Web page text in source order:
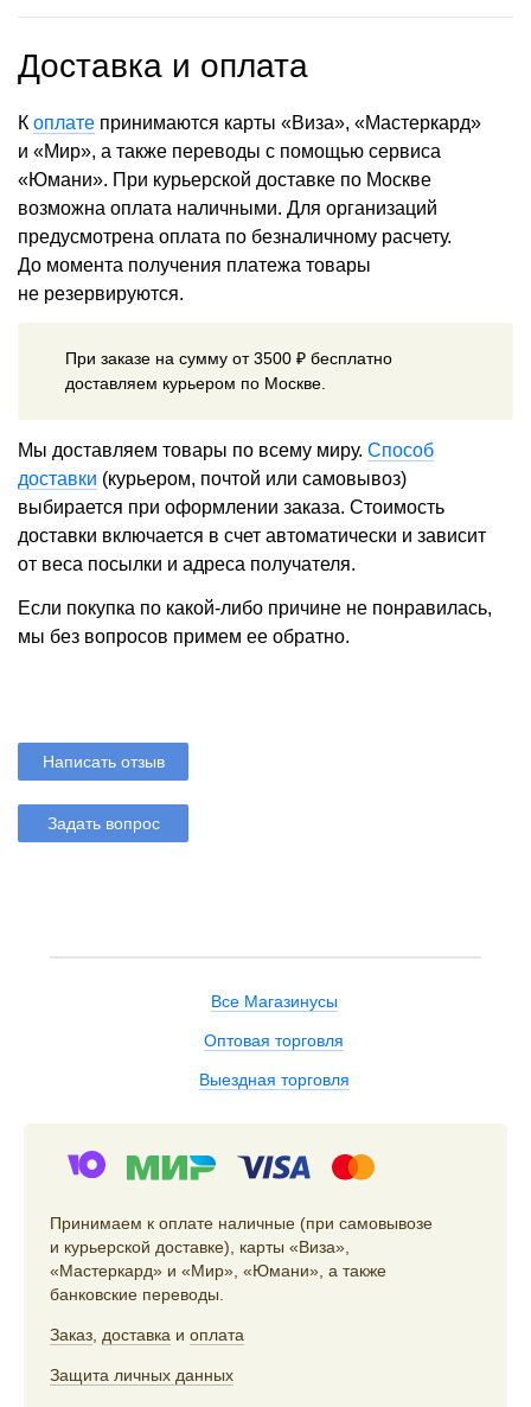
Доставка и оплата
К оплате принимаются карты «Виза», «Мастеркард»
и «Мир», а также переводы с помощью сервиса
«Юмани». При курьерской доставке по Москве
возможна оплата наличными. Для организаций
предусмотрена оплата по безналичному расчету.
До момента получения платежа товары
не резервируются.
При заказе на сумму от 3500 ₽ бесплатно
доставляем курьером по Москве.
Мы доставляем товары по всему миру. Способ
доставки (курьером, почтой или самовывоз)
выбирается при оформлении заказа. Стоимость
доставки включается в счет автоматически и зависит
от веса посылки и адреса получателя.
Если покупка по какой-либо причине не понравилась,
мы без вопросов примем ее обратно.
Написать отзыв
Задать вопрос
Все Магазинусы
Оптовая торговля
Выездная торговля
Принимаем к оплате наличные (при самовывозе
и курьерской доставке), карты «Виза»,
«Мастеркард» и «Мир», «Юмани», а также
банковские переводы.
Заказ доставка и оплата
Защита личных данных